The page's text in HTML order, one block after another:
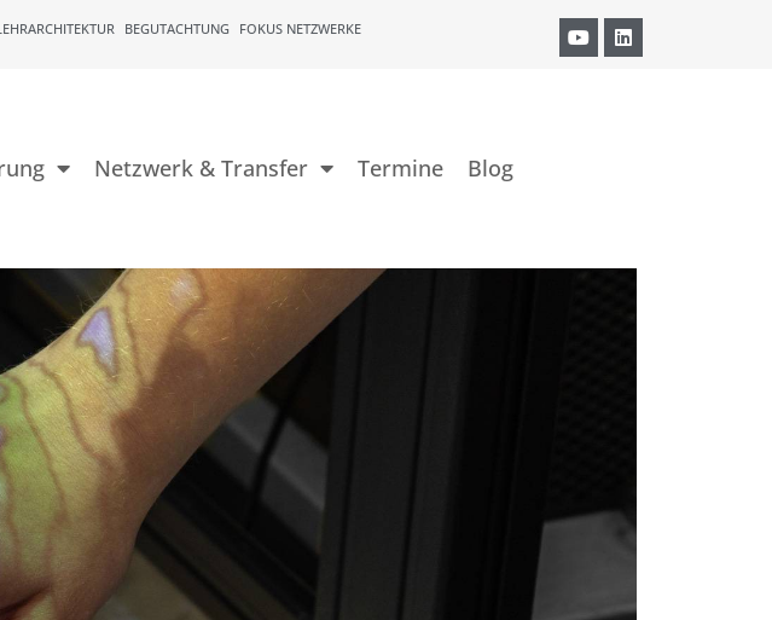
BEGUTACHTUNG FOKUS NETZWERKE
Netzwerk & Transfer Termine Blog